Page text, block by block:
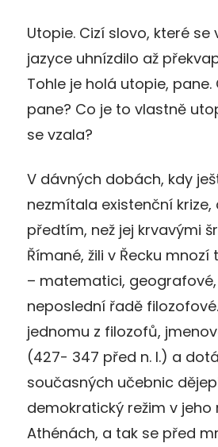
Utopie. Cizí slovo, které se
jazyce uhnízdilo až
Tohle je holá utopie, pane.
pane? Co je to vlastně
se vzala?
V dávných dobách, kdy
nezmítala existenční
předtím, než jej krvavými
Římané, žili v Řecku
– matematici,
neposlední řadě
jednomu z filozofů,
(427- 347 před n. l.) a
současných učebnic
demokratický režim v jeho
Athénách, a tak se před